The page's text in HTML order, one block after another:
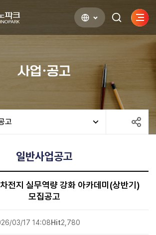
검색하기사이
열기
사업·공고
고
일반사업공고
전지 실무역량 강화 아카데미(상반기)
모집공고
03/17 14:08Hit2,780